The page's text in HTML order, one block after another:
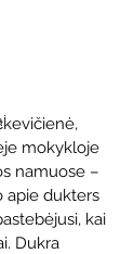
mokykloje
namuose –
apie dukters
kai
Dukra